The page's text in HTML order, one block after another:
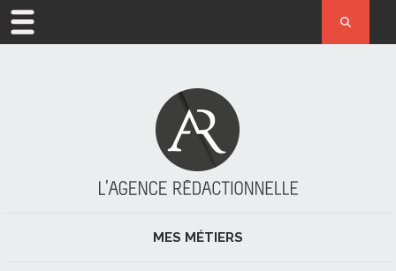
MÉTIER
L’AGENCE
MES MÉTIERS